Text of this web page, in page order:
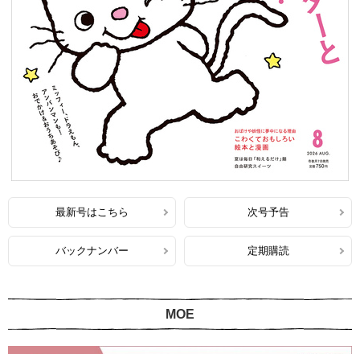
最新号はこちら 次号予告
バックナンバー 定期購読
MOE